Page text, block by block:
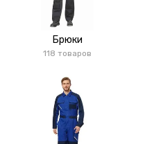
Брюки
118 товаров